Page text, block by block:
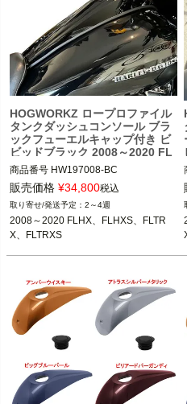
HOGWORKZ ロープロファイル
タンクダッシュコンソール ブラ
ックフューエルキャップ付き ビ
ビッドブラック 2008～2020 FL
HX/S、FLTRX/S
商品番号 HW197008-BC
2008～2020 FLHX、FLHXS、FLTR
HogWorkz(ホグワークズ)
販売価格 ¥34,800税込
2～4週
2008～2020 FLHX、FLHXS、FLTR
X、FLTRXS